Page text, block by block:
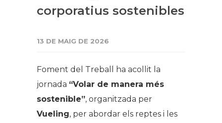
corporatius sostenibles
13 DE MAIG DE 2026
Foment del Treball ha acollit la
jornada “Volar de manera més
sostenible”, organitzada per
Vueling, per abordar els reptes i les